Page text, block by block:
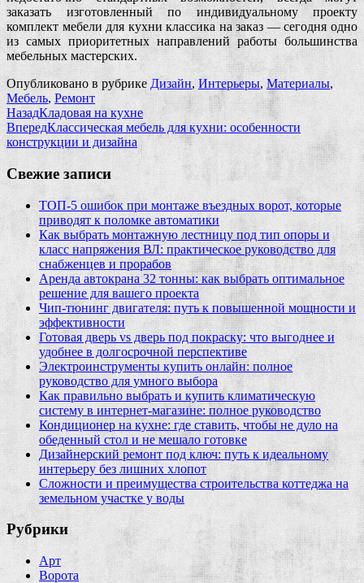
заказать изготовленный по индивидуальному проекту
комплект мебели для кухни классика на заказ — сегодня одно
из самых приоритетных направлений работы большинства
мебельных мастерских.
Опубликовано в рубрике Дизайн, Интерьеры, Материалы,
Мебель, Ремонт
НазадКладовая на кухне
ВпередКлассическая мебель для кухни: особенности
конструкции и дизайна
Свежие записи
ТОП-5 ошибок при монтаже въездных ворот, которые
приводят к поломке автоматики
Как выбрать монтажную лестницу под тип опоры и
класс напряжения ВЛ: практическое руководство для
снабженцев и прорабов
Аренда автокрана 32 тонны: как выбрать оптимальное
решение для вашего проекта
Чип‑тюнинг двигателя: путь к повышенной мощности и
эффективности
Готовая дверь vs дверь под покраску: что выгоднее и
удобнее в долгосрочной перспективе
Электроинструменты купить онлайн: полное
руководство для умного выбора
Как правильно выбрать и купить климатическую
систему в интернет‑магазине: полное руководство
Кондиционер на кухне: где ставить, чтобы не дуло на
обеденный стол и не мешало готовке
Дизайнерский ремонт под ключ: путь к идеальному
интерьеру без лишних хлопот
Сложности и преимущества строительства коттеджа на
земельном участке у воды
Рубрики
Арт
Ворота